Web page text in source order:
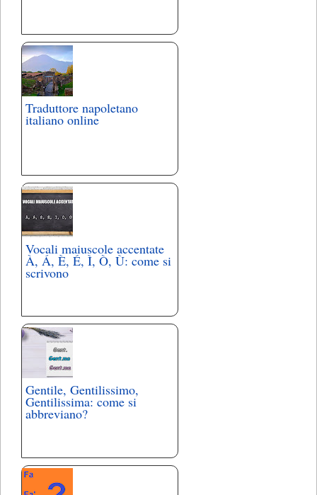
Traduttore napoletano
italiano online
Vocali maiuscole accentate
À, Á, È, É, Ì, Ò, Ù: come si
scrivono
Gentile, Gentilissimo,
Gentilissima: come si
abbreviano?